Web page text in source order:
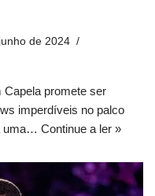
de 2024
Capela promete ser
imperdíveis no palco
uma… Continue a ler »